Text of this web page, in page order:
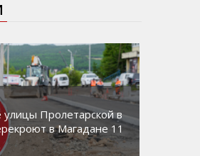
Пролетарской в
в Магадане 11